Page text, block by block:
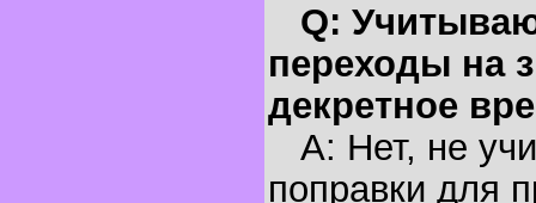
Q:
переходы на
декретное
A: Нет, не
поправки для